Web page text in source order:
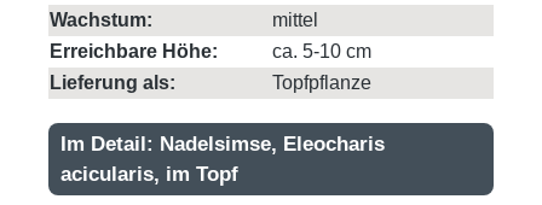
Wachstum:
mittel
Erreichbare Höhe:
ca. 5-10 cm
Lieferung als:
Topfpflanze
Im Detail: Nadelsimse, Eleocharis
acicularis, im Topf